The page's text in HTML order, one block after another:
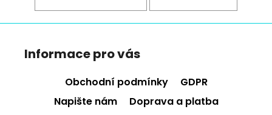
Z
Informace pro vás
Obchodní podmínky
GDPR
Napište nám
Doprava a platba